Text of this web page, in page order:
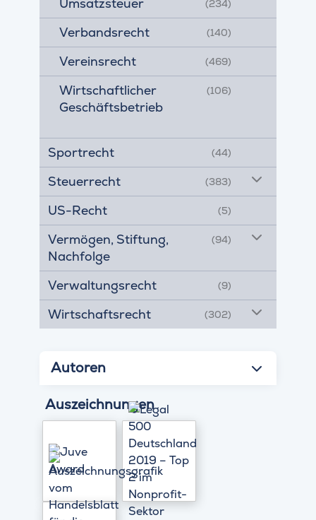
(234)
Verbandsrecht (140)
Vereinsrecht (469)
Wirtschaftlicher
Geschäftsbetrieb
(106)
Sportrecht (44)
Steuerrecht (383)
US-Recht (5)
Vermögen, Stiftung,
Nachfolge
(94)
Verwaltungsrecht (9)
Wirtschaftsrecht (302)
Autoren
Auszeichnungen